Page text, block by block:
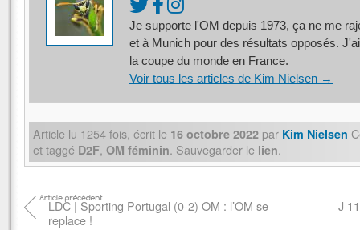
Je supporte l'OM depuis 1973, ça ne me
et à Munich pour des résultats opposés.
la coupe du monde en France.
Voir tous les articles de Kim Nielsen →
Article lu 1254fois, écrit le 16 octobre 2022 par Kim Nielsen
et taggé D2F, OM féminin. Sauvegarder le lien.
LDC | Sporting Portugal (0-2) OM : l’OM se
replace !
J